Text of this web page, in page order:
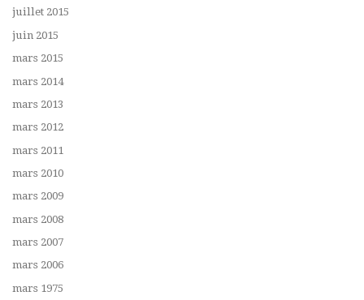
juillet 2015
juin 2015
mars 2015
mars 2014
mars 2013
mars 2012
mars 2011
mars 2010
mars 2009
mars 2008
mars 2007
mars 2006
mars 1975